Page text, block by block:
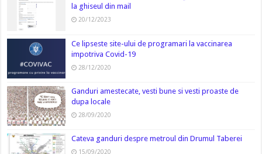
la ghiseul din mail
20/12/2023
Ce lipseste site-ului de programari la vaccinarea
impotriva Covid-19
28/12/2020
Ganduri amestecate, vesti bune si vesti proaste de
dupa locale
28/09/2020
Cateva ganduri despre metroul din Drumul Taberei
15/09/2020